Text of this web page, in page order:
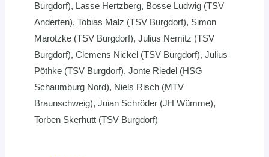
Burgdorf), Lasse Hertzberg, Bosse Ludwig (TSV
Anderten), Tobias Malz (TSV Burgdorf), Simon
Marotzke (TSV Burgdorf), Julius Nemitz (TSV
Burgdorf), Clemens Nickel (TSV Burgdorf), Julius
Pöthke (TSV Burgdorf), Jonte Riedel (HSG
Schaumburg Nord), Niels Risch (MTV
Braunschweig), Juian Schröder (JH Wümme),
Torben Skerhutt (TSV Burgdorf)